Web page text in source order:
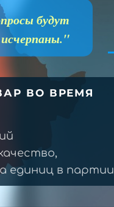
будут
исчерпаны."
ВО ВРЕМЯ
единиц в партии